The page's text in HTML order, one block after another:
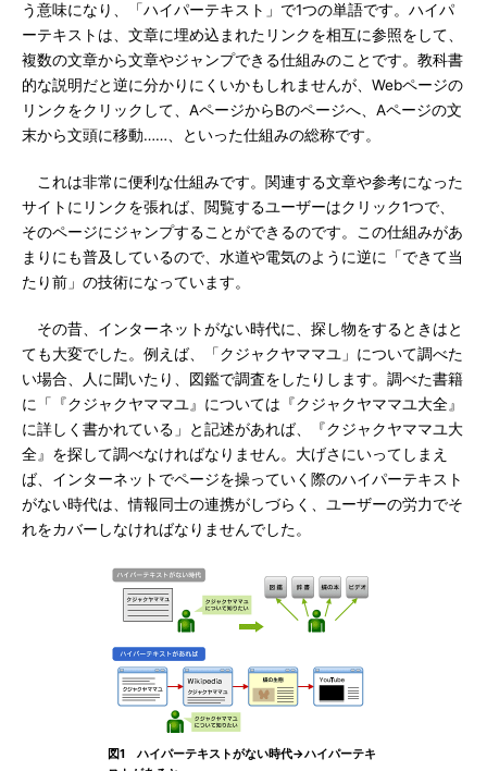
う意味になり、「ハイパーテキスト」で1つの単語です。ハイパ
ーテキストは、文章に埋め込まれたリンクを相互に参照をして、
複数の文章から文章やジャンプできる仕組みのことです。教科書
的な説明だと逆に分かりにくいかもしれませんが、Webページの
リンクをクリックして、AページからBのページへ、Aページの文
末から文頭に移動……、といった仕組みの総称です。
これは非常に便利な仕組みです。関連する文章や参考になった
サイトにリンクを張れば、閲覧するユーザーはクリック1つで、
そのページにジャンプすることができるのです。この仕組みがあ
まりにも普及しているので、水道や電気のように逆に「できて当
たり前」の技術になっています。
その昔、インターネットがない時代に、探し物をするときはと
ても大変でした。例えば、「クジャクヤママユ」について調べた
い場合、人に聞いたり、図鑑で調査をしたりします。調べた書籍
に「『クジャクヤママユ』については『クジャクヤママユ大全』
に詳しく書かれている」と記述があれば、『クジャクヤママユ大
全』を探して調べなければなりません。大げさにいってしまえ
ば、インターネットでページを操っていく際のハイパーテキスト
がない時代は、情報同士の連携がしづらく、ユーザーの労力でそ
れをカバーしなければなりませんでした。
図1 ハイパーテキストがない時代→ハイパーテキ